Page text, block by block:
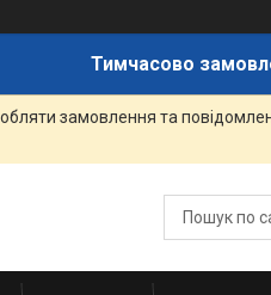
Тимчасово
замовлення та